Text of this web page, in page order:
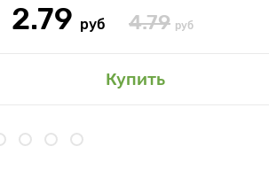
2.79 руб 4.79 руб
Купить